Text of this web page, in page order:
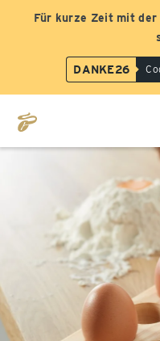
Für kurze Zeit mit der
DANKE26